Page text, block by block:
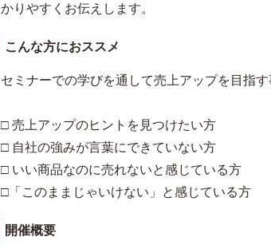
かりやすくお伝えします。
こんな方におススメ
セミナーでの学びを通して売上アップを目指
□ 売上アップのヒントを見つけたい方
□ 自社の強みが言葉にできていない方
□ いい商品なのに売れないと感じている方
□「このままじゃいけない」と感じている方
開催概要